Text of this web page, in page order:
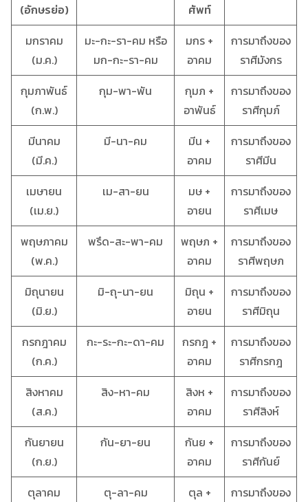
(อักษรย่อ)
ศัพท์
มกราคม
(ม.ค.)
มะ-กะ-รา-คม หรือ
มก-กะ-รา-คม
มกร +
อาคม
การมาถึงของ
ราศีมังกร
กุมภาพันธ์
(ก.พ.)
กุม-พา-พัน
กุมภ +
อาพันธ์
การมาถึงของ
ราศีกุมภ์
มีนาคม
(มี.ค.)
มี-นา-คม
มีน +
อาคม
การมาถึงของ
ราศีมีน
เมษายน
(เม.ย.)
เม-สา-ยน
มษ +
อายน
การมาถึงของ
ราศีเมษ
พฤษภาคม
(พ.ค.)
พรึด-สะ-พา-คม
พฤษภ +
อาคม
การมาถึงของ
ราศีพฤษภ
มิถุนายน
(มิ.ย.)
มิ-ถุ-นา-ยน
มิถุน +
อายน
การมาถึงของ
ราศีมิถุน
กรกฎาคม
(ก.ค.)
กะ-ระ-กะ-ดา-คม
กรกฎ +
อาคม
การมาถึงของ
ราศีกรกฎ
สิงหาคม
(ส.ค.)
สิง-หา-คม
สิงห +
อาคม
การมาถึงของ
ราศีสิงห์
กันยายน
(ก.ย.)
กัน-ยา-ยน
กันย +
อาคม
การมาถึงของ
ราศีกันย์
ตุลาคม
ตุ-ลา-คม
ตุล +
การมาถึงของ